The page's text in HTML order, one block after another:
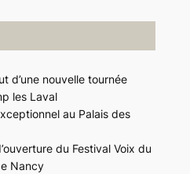
d’une nouvelle tournée
les Laval
au Palais des
du Festival Voix du
Nancy